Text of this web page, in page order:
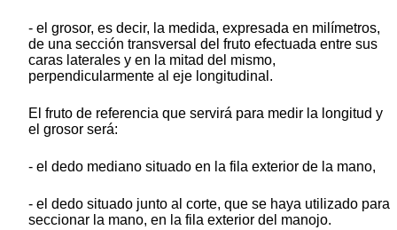
- el grosor, es decir, la medida, expresada en milímetros,
de una sección transversal del fruto efectuada entre sus
caras laterales y en la mitad del mismo,
perpendicularmente al eje longitudinal.
El fruto de referencia que servirá para medir la longitud y
el grosor será:
- el dedo mediano situado en la fila exterior de la mano,
- el dedo situado junto al corte, que se haya utilizado para
seccionar la mano, en la fila exterior del manojo.